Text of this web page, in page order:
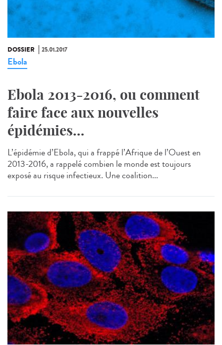
DOSSIER 25.01.2017
Ebola
Ebola 2013-2016, ou comment
faire face aux nouvelles
épidémies…
L’épidémie d’Ebola, qui a frappé l’Afrique de l’Ouest en
2013-2016, a rappelé combien le monde est toujours
exposé au risque infectieux. Une coalition...